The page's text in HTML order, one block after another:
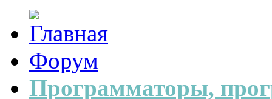
Форум
Программаторы,